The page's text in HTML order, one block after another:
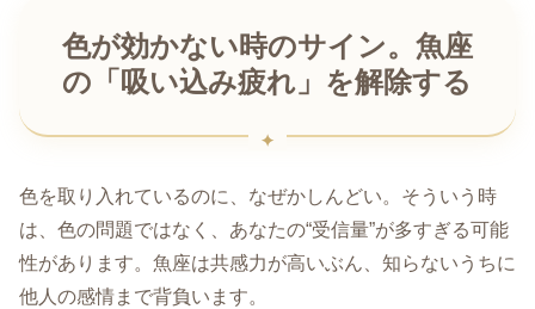
色が効かない時のサイン。魚座
の「吸い込み疲れ」を解除する
色を取り入れているのに、なぜかしんどい。そういう時
は、色の問題ではなく、あなたの“受信量”が多すぎる可能
性があります。魚座は共感力が高いぶん、知らないうちに
他人の感情まで背負います。